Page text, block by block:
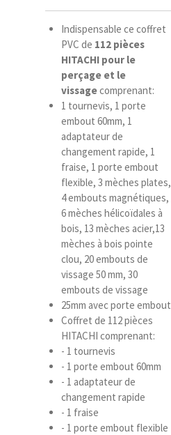
Indispensable ce coffret
PVC de 112 pièces
HITACHI pour le
perçage et le
vissagecomprenant:
1 tournevis, 1 porte
embout 60mm, 1
adaptateur de
changement rapide, 1
fraise, 1 porte embout
flexible, 3 mèches plates,
4 embouts magnétiques,
6 mèches hélicoïdales à
bois, 13 mèches acier,13
mèches à bois pointe
clou, 20 embouts de
vissage 50 mm, 30
embouts de vissage
25mm avec porte embout
Coffret de 112 pièces
HITACHI comprenant:
- 1 tournevis
- 1 porte embout 60mm
- 1 adaptateur de
changement rapide
- 1 fraise
- 1 porte embout flexible